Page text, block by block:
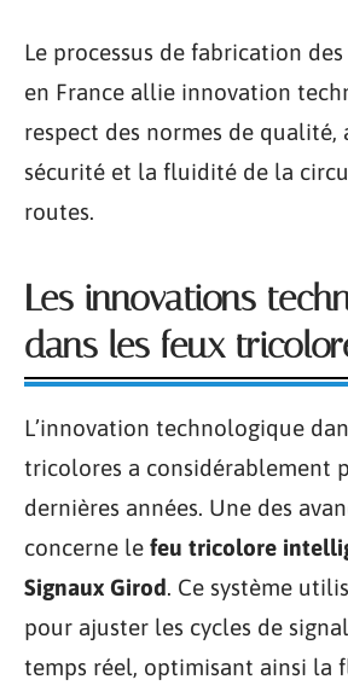
Le processus de fabrication
en France allie innovation
respect des normes de qualité,
sécurité et la fluidité de la
routes.
Les innovations
dans les feux
L’innovation technologique
tricolores a considérablement
dernières années. Une des
concerne le feu tricolore
Signaux Girod. Ce système
pour ajuster les cycles de
temps réel, optimisant ainsi la